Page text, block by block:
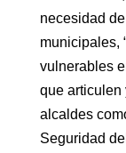
necesidad
municipales,
vulnerables
que articulen
alcaldes
Seguridad